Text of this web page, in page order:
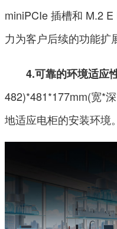
miniPCIe 插槽和 M.2
力为客户后续的功能扩
4.可靠的环境适应
482)*481*177mm(宽*
地适应电柜的安装环境。